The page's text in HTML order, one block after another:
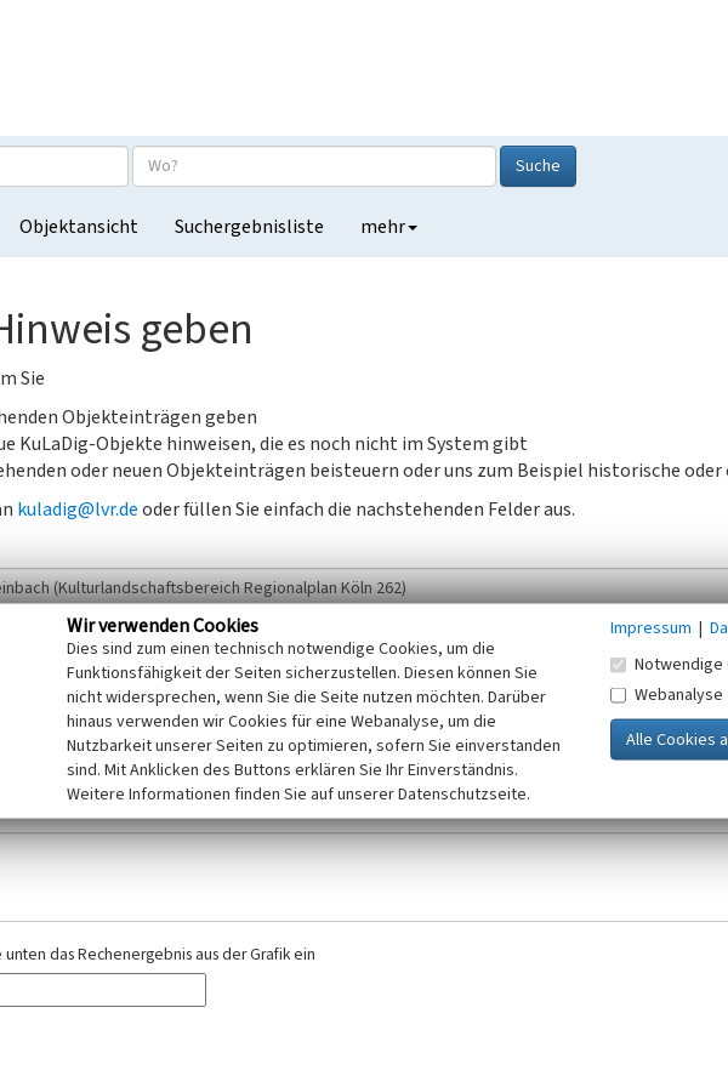
Suche
Objektansicht Suchergebnisliste mehr
geben
Sie
Objekteinträgen geben
KuLaDig-Objekte hinweisen, die es noch nicht im System gibt
oder neuen Objekteinträgen beisteuern oder uns zum Beispiel historische oder
kuladig@lvr.deoder füllen Sie einfach die nachstehenden Felder aus.
Ihres Namens und Ihrer E-Mail-Adresse. Ihre Angaben werden ausschließlich im Rahmen der KuLaDig-
der Vorschriften des Telemediengesetzes, des Datenschutzgesetzes NRW und der seit
DSGVO) vertraulich behandelt, beachten Sie bitte unsere Hinweise zumDatenschutz
unten das Rechenergebnis aus der Grafik ein
Wir verwenden Cookies
Dies sind zum einen technisch notwendige Cookies, um die
Funktionsfähigkeit der Seiten sicherzustellen. Diesen können Sie
nicht widersprechen, wenn Sie die Seite nutzen möchten. Darüber
hinaus verwenden wir Cookies für eine Webanalyse, um die
Nutzbarkeit unserer Seiten zu optimieren, sofern Sie einverstanden
sind. Mit Anklicken des Buttons erklären Sie Ihr Einverständnis.
Weitere Informationen finden Sie auf unserer Datenschutzseite.
Impressum |
Notwendige
Webanalyse